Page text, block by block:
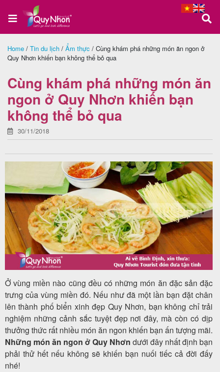
Trang
Tour
Quy
Tour
Phú
Yên
Tour
nước
Combo
Quy
Nhơn
Home / Tin du lịch / Ẩm thực / Cùng khám phá những món ăn ngon ở
Quy Nhơn khiến bạn không thể bỏ qua
Cùng khám phá những món ăn
ngon ở Quy Nhơn khiến bạn
không thể bỏ qua
30/11/2018
Ở vùng miền nào cũng đều có những món ăn đặc sản đặc
trưng của vùng miền đó. Nếu như đã một lần bạn đặt chân
lên thành phố biển xinh đẹp Quy Nhơn, bạn không chỉ trải
nghiệm những cảnh sắc tuyệt đẹp nơi đây, mà còn có dịp
thưởng thức rất nhiều món ăn ngon khiến bạn ấn tượng mãi.
Những món ăn ngon ở Quy Nhơn dưới đây nhất định bạn
phải thử hết nếu không sẽ khiến bạn nuối tiếc cả đời đấy
nhé!